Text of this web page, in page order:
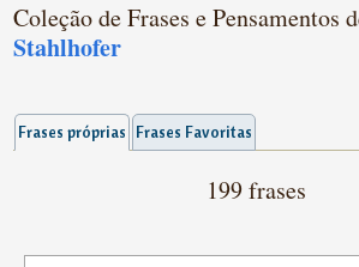
Coleção de Frases e Pensamentos
Stahlhofer
Frases próprias Frases Favoritas
199 frases